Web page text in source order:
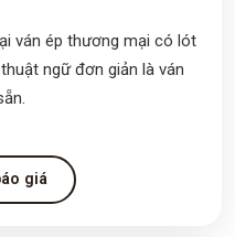
ván ép thương mại có lót
ngữ đơn giản là ván
giá